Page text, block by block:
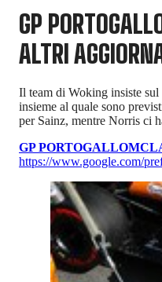
GP
ALTRI
Il team di Woking insiste
insieme al quale sono
per Sainz, mentre Norris ci
GP PORTOGALLO
https://www.google.com/